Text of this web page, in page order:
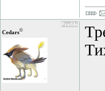
Profile
Cedars©